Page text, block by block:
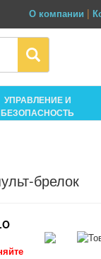
О компании |
УПРАВЛЕНИЕ И
БЕЗОПАСНОСТЬ
брелок